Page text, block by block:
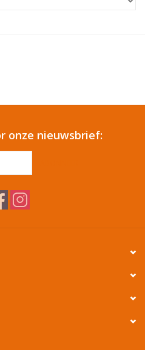
onze nieuwsbrief: